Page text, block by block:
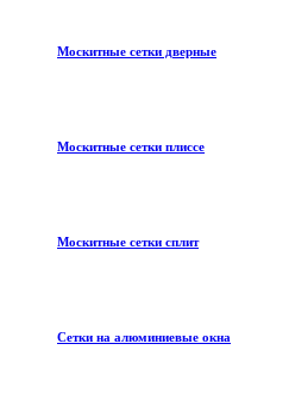
Москитные сетки дверные
Москитные сетки плиссе
Москитные сетки сплит
Сетки на алюминиевые окна